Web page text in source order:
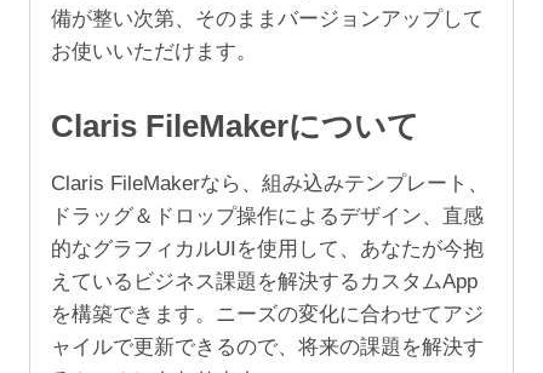
備が整い次第、そのままバージョンアップして
お使いいただけます。
Claris FileMakerについて
Claris FileMakerなら、組み込みテンプレート、
ドラッグ＆ドロップ操作によるデザイン、直感
的なグラフィカルUIを使用して、あなたが今抱
えているビジネス課題を解決するカスタムApp
を構築できます。ニーズの変化に合わせてアジ
ャイルで更新できるので、将来の課題を解決す